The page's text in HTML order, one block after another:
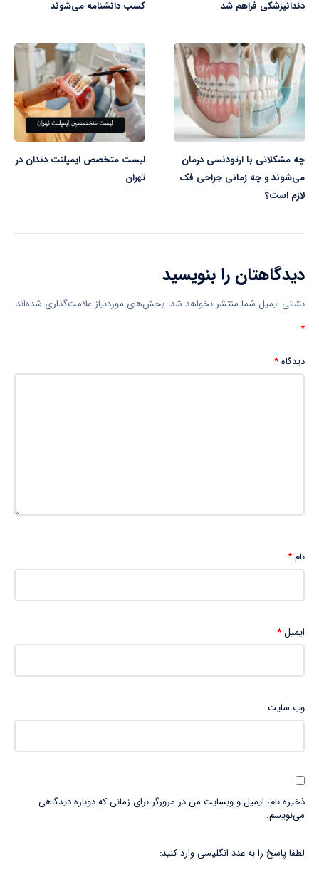
دندانپزشکی فراهم شد کسب دانشنامه می‌شوند
چه مشکلاتی با ارتودنسی درمان
می‌شوند و چه زمانی جراحی فک
لازم است؟
لیست متخصص ایمپلنت دندان در
تهران
دیدگاهتان را بنویسید
نشانی ایمیل شما منتشر نخواهد شد. بخش‌های موردنیاز علامت‌گذاری شده‌اند
*
دیدگاه*
نام*
ایمیل*
وب‌ سایت
ذخیره نام، ایمیل و وبسایت من در مرورگر برای زمانی که دوباره دیدگاهی
می‌نویسم.
لطفا پاسخ را به عدد انگلیسی وارد کنید: